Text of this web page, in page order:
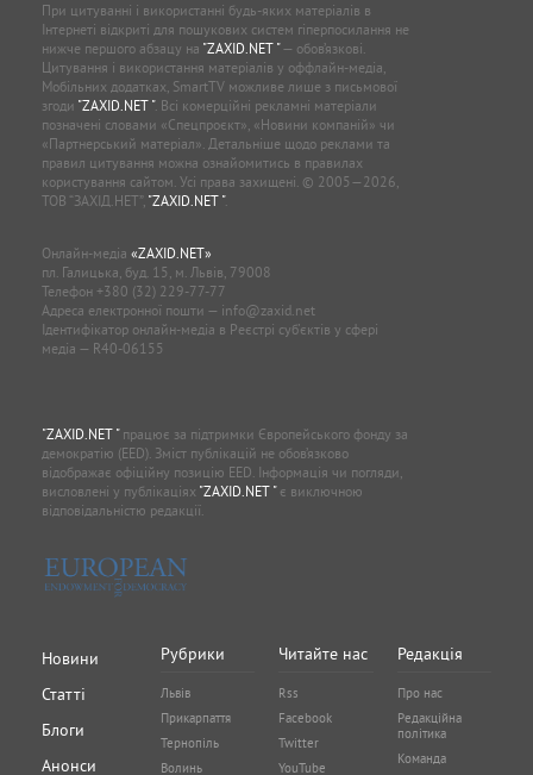
При цитуванні і використанні будь-яких матеріалів в
Інтернеті відкриті для пошукових систем гіперпосилання не
нижче першого абзацу на "ZAXID.NET "— обов’язкові.
Цитування і використання матеріалів у оффлайн-медіа,
Мобільних додатках, SmartTV можливе лише з письмової
згоди "ZAXID.NET ". Всі комерційні рекламні матеріали
позначені словами «Спецпроєкт», «Новини компаній» чи
«Партнерський матеріал». Детальніше щодо реклами та
правил цитування можна ознайомитись в правилах
користування сайтом. Усі права захищені. © 2005—2026,
ТОВ “ЗАХІД.НЕТ”, "ZAXID.NET ".
Онлайн-медіа «ZAXID.NET»
пл. Галицька, буд. 15, м. Львів, 79008
Телефон +380 (32) 229-77-77
Адреса електронної пошти — info@zaxid.net
Ідентифікатор онлайн-медіа в Реєстрі суб'єктів у сфері
медіа — R40-06155
"ZAXID.NET "працює за підтримки Європейського фонду за
демократію (EED). Зміст публікацій не обов’язково
відображає офіційну позицію EED. Інформація чи погляди,
висловлені у публікаціях "ZAXID.NET "є виключною
відповідальністю редакції.
Новини
Статті
Блоги
Анонси
Рубрики
Львів
Прикарпаття
Тернопіль
Волинь
Читайте нас
Rss
Facebook
Twitter
YouTube
Редакція
Про нас
Редакційна
політика
Команда